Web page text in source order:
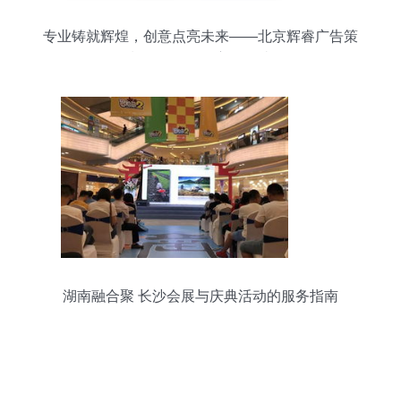
专业铸就辉煌，创意点亮未来——北京辉睿广告策
湖南融合聚 长沙会展与庆典活动的服务指南